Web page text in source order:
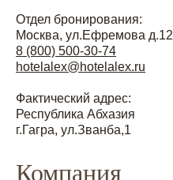
Отдел бронирования:
Москва, ул.Ефремова
8 (800) 500-30-74
hotelalex@hotelalex.ru
Фактический адрес:
Республика Абхазия
г.Гагра, ул.Званба,1
Компания